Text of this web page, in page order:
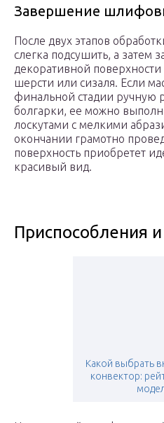
Завершение
После двух этапов
слегка подсушить, а
декоративной
шерсти или сизаля. Если
финальной стадии ручную
болгарки, ее можно
лоскутами с мелкими
окончании грамотно
поверхность приобретет
красивый вид.
Приспособления
Какой выбрать
конвектор: